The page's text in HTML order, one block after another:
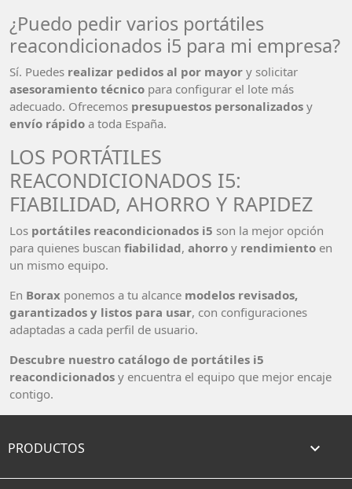
¿Puedo pedir varios portátiles
reacondicionados i5 para mi empresa?
Sí. Puedes realizar pedidos al por mayor y solicitar
asesoramiento técnico para configurar el lote más
adecuado. Ofrecemos presupuestos personalizados y
envío rápido a toda España.
LOS PORTÁTILES
REACONDICIONADOS I5:
FIABILIDAD, AHORRO Y RAPIDEZ
Los portátiles reacondicionados i5 son la mejor opción
para quienes buscan fiabilidad, ahorro y rendimiento en
un mismo equipo.
En Borax ponemos a tu alcance modelos revisados,
garantizados y listos para usar, con configuraciones
adaptadas a cada perfil de usuario.
Descubre nuestro catálogo de portátiles i5
reacondicionados y encuentra el equipo que mejor encaje
contigo.
PRODUCTOS 